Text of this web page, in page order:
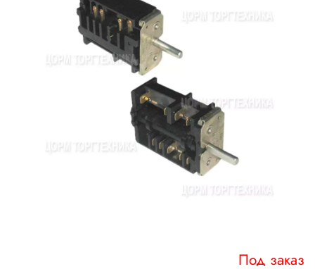
Под заказ